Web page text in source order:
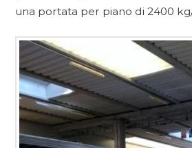
una portata per piano di 2400